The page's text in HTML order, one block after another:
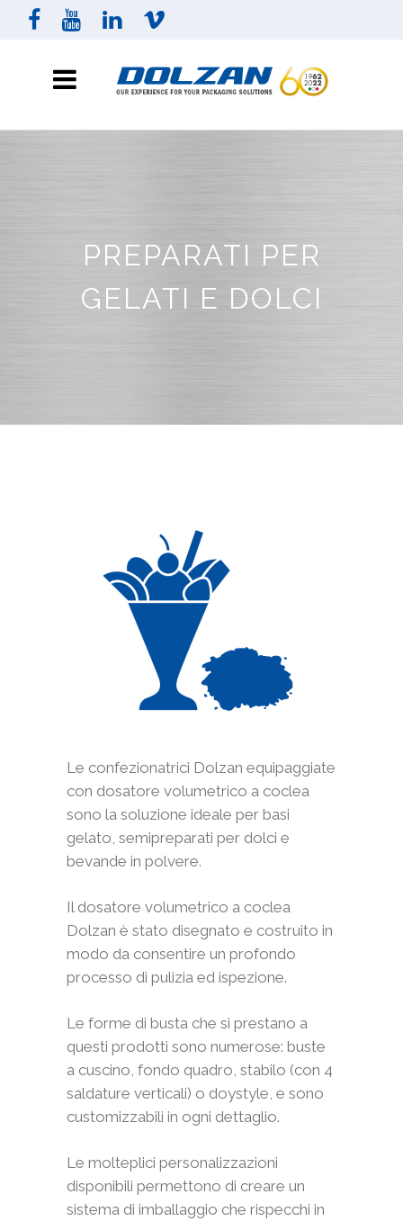
PREPARATI PER
GELATI E DOLCI
Le confezionatrici Dolzan equipaggiate
con dosatore volumetrico a coclea
sono la soluzione ideale per basi
gelato, semipreparati per dolci e
bevande in polvere.
Il dosatore volumetrico a coclea
Dolzan è stato disegnato e costruito in
modo da consentire un profondo
processo di pulizia ed ispezione.
Le forme di busta che si prestano a
questi prodotti sono numerose: buste
a cuscino, fondo quadro, stabilo (con 4
saldature verticali) o doystyle, e sono
customizzabili in ogni dettaglio.
Le molteplici personalizzazioni
disponibili permettono di creare un
sistema di imballaggio che rispecchi in